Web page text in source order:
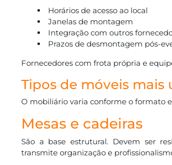
Horários de acesso ao local
Janelas de montagem
Integração com outros
Prazos de desmontagem pós-
Fornecedores com frota própria e
Tipos de móveis
O mobiliário varia conforme o formato
Mesas e cadeiras
São a base estrutural. Devem ser
transmite organização e